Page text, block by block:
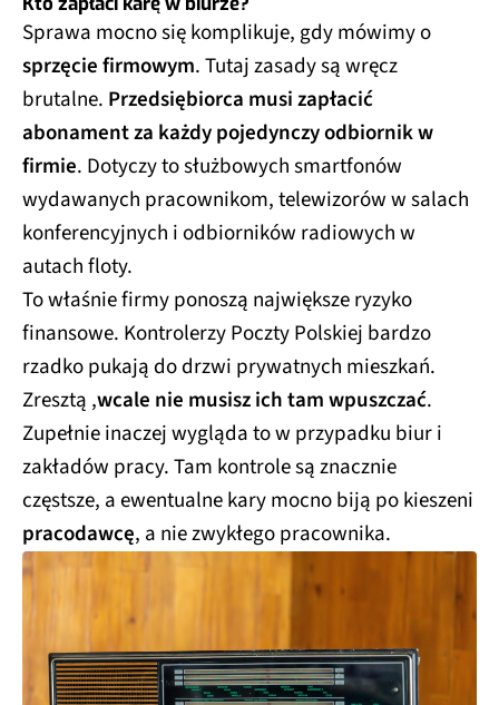
Sprawa mocno się komplikuje, gdy mówimy o
sprzęcie firmowym. Tutaj zasady są wręcz
brutalne. Przedsiębiorca musi zapłacić
abonament za każdy pojedynczy odbiornik w
firmie. Dotyczy to służbowych smartfonów
wydawanych pracownikom, telewizorów w salach
konferencyjnych i odbiorników radiowych w
autach floty.
To właśnie firmy ponoszą największe ryzyko
finansowe. Kontrolerzy Poczty Polskiej bardzo
rzadko pukają do drzwi prywatnych mieszkań.
Zresztą ,wcale nie musisz ich tam wpuszczać.
Zupełnie inaczej wygląda to w przypadku biur i
zakładów pracy. Tam kontrole są znacznie
częstsze, a ewentualne kary mocno biją po kieszeni
pracodawcę, a nie zwykłego pracownika.